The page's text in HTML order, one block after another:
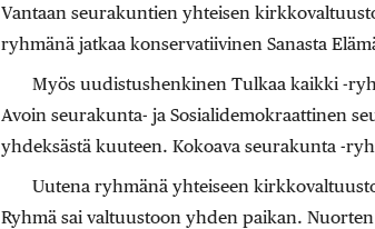
Vantaan seurakuntien yhteisen
ryhmänä jatkaa konservatiivinen Sanasta
Myös uudistushenkinen Tulkaa kaikki -
Avoin seurakunta- ja Sosialidemokraattinen
yhdeksästä kuuteen. Kokoava seurakunta -
Uutena ryhmänä yhteiseen
Ryhmä sai valtuustoon yhden paikan.